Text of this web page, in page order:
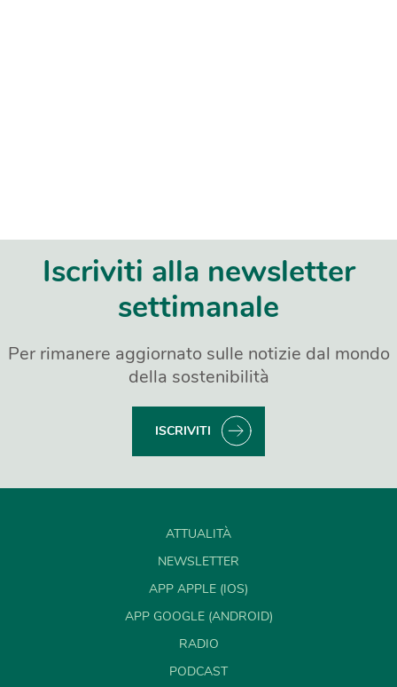
Iscriviti alla newsletter
settimanale
Per rimanere aggiornato sulle notizie dal mondo
della sostenibilità
ISCRIVITI
ATTUALITÀ
NEWSLETTER
APP APPLE (IOS)
APP GOOGLE (ANDROID)
RADIO
PODCAST